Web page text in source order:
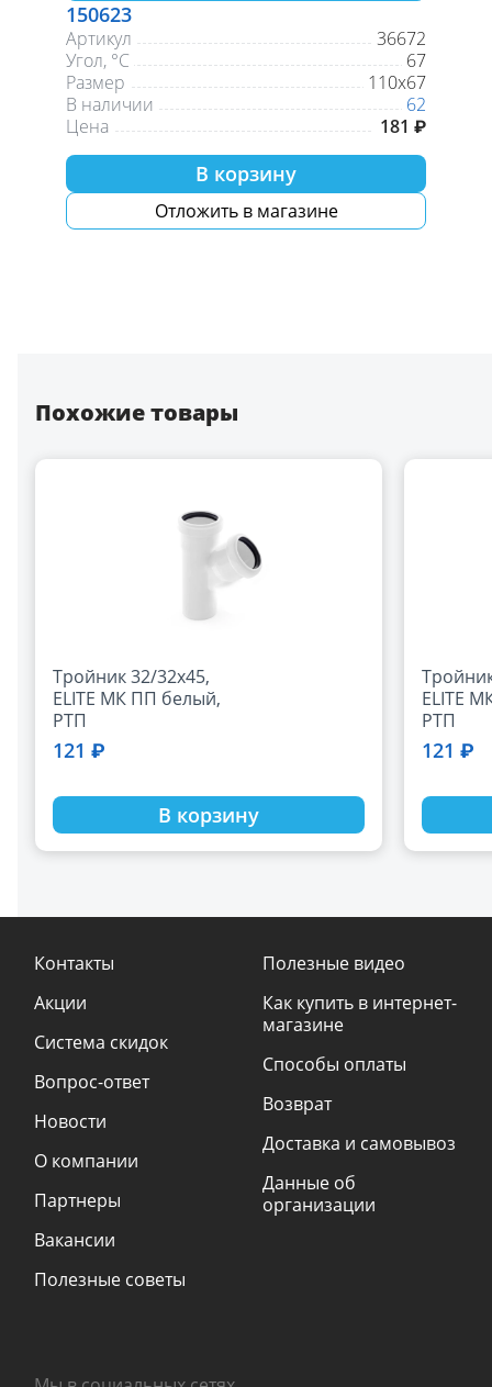
150623
Артикул
36672
Угол, °С
67
Размер
110х67
В наличии
62
Цена
181 ₽
В корзину
Отложить в магазине
Похожие товары
Тройник 32/32х45,
ELITE МК ПП белый,
РТП
121 ₽
В корзину
ELITE
РТП
121 ₽
Контакты
Акции
Система скидок
Вопрос-ответ
Новости
О компании
Партнеры
Вакансии
Полезные советы
Полезные видео
Как купить в интернет-
магазине
Способы оплаты
Возврат
Доставка и самовывоз
Данные об
организации